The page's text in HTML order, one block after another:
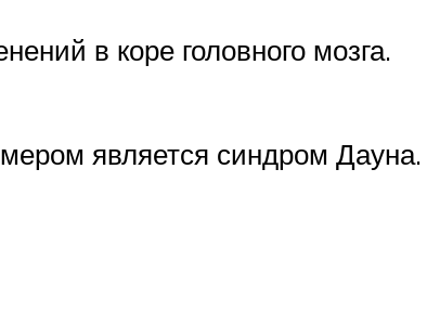
в коре головного мозга.
является синдром Дауна.